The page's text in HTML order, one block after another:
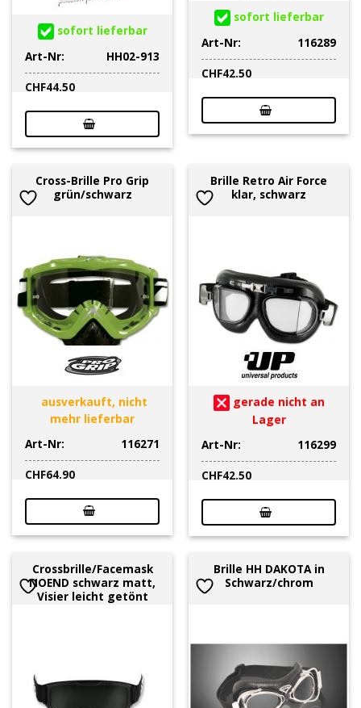
sofort lieferbar
Art-Nr:
HH02-913
CHF44.50
sofort lieferbar
Art-Nr:
116289
CHF42.50
Cross-Brille Pro Grip
grün/schwarz
ausverkauft, nicht
mehr lieferbar
Art-Nr:
116271
CHF64.90
Brille Retro Air Force
klar, schwarz
gerade nicht an
Lager
Art-Nr:
116299
CHF42.50
Crossbrille/Facemask
NOEND schwarz matt,
Visier leicht getönt
Brille HH DAKOTA in
Schwarz/chrom